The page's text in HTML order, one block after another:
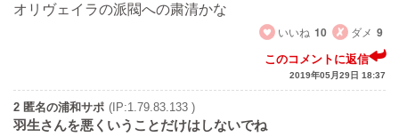
オリヴェイラの派閥への粛清かな
いいね 10 ダメ 9
このコメントに返信
2019年05月29日 18:37
2 匿名の浦和サポ (IP:1.79.83.133 )
羽生さんを悪くいうことだけはしないでね